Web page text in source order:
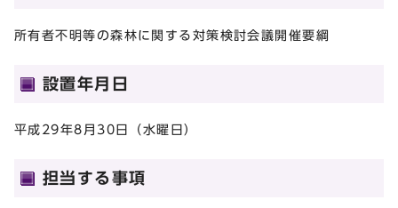
所有者不明等の森林に関する対策検討会議開催要綱
設置年月日
平成29年8月30日（水曜日）
担当する事項